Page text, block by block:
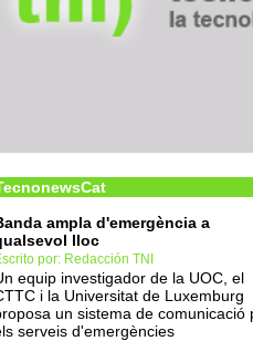
ampla d'emergència a
lloc
por: Redacción TNI
equip investigador de la UOC, el
i la Universitat de Luxemburg
un sistema de comunicació
serveis d'emergències